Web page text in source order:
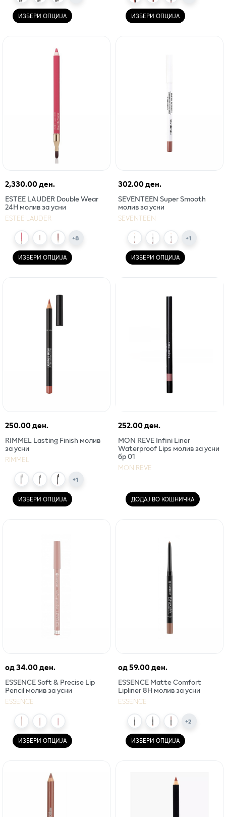
ИЗБЕРИ ОПЦИЈА ИЗБЕРИ ОПЦИЈА
2,330.00 ден.
ESTEE LAUDER Double Wear
24H молив за усни
ESTEE LAUDER
+8
ИЗБЕРИ ОПЦИЈА
302.00 ден.
SEVENTEEN Super Smooth
молив за усни
SEVENTEEN
+1
ИЗБЕРИ ОПЦИЈА
250.00 ден.
RIMMEL Lasting Finish молив
за усни
RIMMEL
+1
ИЗБЕРИ ОПЦИЈА
252.00 ден.
MON REVE Infini Liner
Waterproof Lips молив за усни
бр 01
MON REVE
ДОДАЈ ВО КОШНИЧКА
од34.00 ден.
ESSENCE Soft & Precise Lip
Pencil молив за усни
ESSENCE
ИЗБЕРИ ОПЦИЈА
од59.00 ден.
ESSENCE Matte Comfort
Lipliner 8H молив за усни
ESSENCE
+2
ИЗБЕРИ ОПЦИЈА